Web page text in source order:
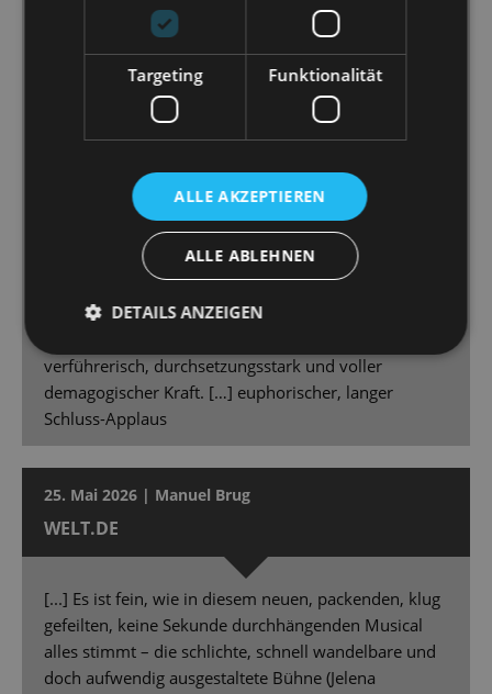
Ausstattung geschaffen, die viele große, fesselnde
Bilder baut. […] Mit der raffiniert genutzten
Bühnentechnik gelingt immer wieder auch der Blick
„hinter die Kulissen“, wird die Perspektive auf der
Rückseite der glänzenden Fassade gezeigt. Genau
Choreografen Simon Eichenberger offensichtlich
wichtig. [...] Gero Wendorff gibt den wissenden,
manchmal zynischen Kommentator. [...] Marcus
Günzel […] spielt und singt Perón souverän und
wechselt glaubwürdig vom harten Diktator zum
liebenden Ehemann […] Sybille Lambrich kombiniert
verführerisch, durchsetzungsstark und voller
demagogischer Kraft. […] euphorischer, langer
Schluss-Applaus
25. Mai 2026 | Manuel Brug
WELT.DE
[...] Es ist fein, wie in diesem neuen, packenden, klug
gefeilten, keine Sekunde durchhängenden Musical
alles stimmt – die schlichte, schnell wandelbare und
doch aufwendig ausgestaltete Bühne (Jelena
Targeting Funktionalität
ALLE AKZEPTIEREN
ALLE ABLEHNEN
DETAILS ANZEIGEN